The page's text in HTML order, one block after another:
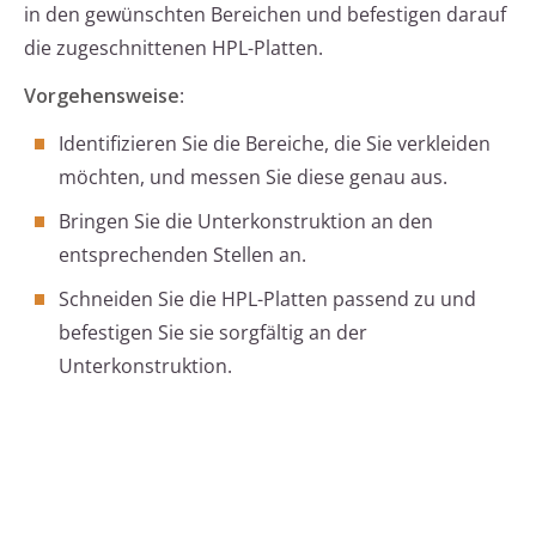
in den gewünschten Bereichen und befestigen darauf
die zugeschnittenen HPL-Platten.
Vorgehensweise:
Identifizieren Sie die Bereiche, die Sie verkleiden
möchten, und messen Sie diese genau aus.
Bringen Sie die Unterkonstruktion an den
entsprechenden Stellen an.
Schneiden Sie die HPL-Platten passend zu und
befestigen Sie sie sorgfältig an der
Unterkonstruktion.